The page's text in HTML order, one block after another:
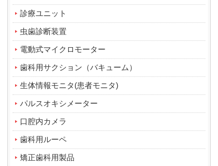
診療ユニット
虫歯診断装置
電動式マイクロモーター
歯科用サクション（バキューム）
生体情報モニタ(患者モニタ)
パルスオキシメーター
口腔内カメラ
歯科用ルーペ
矯正歯科用製品